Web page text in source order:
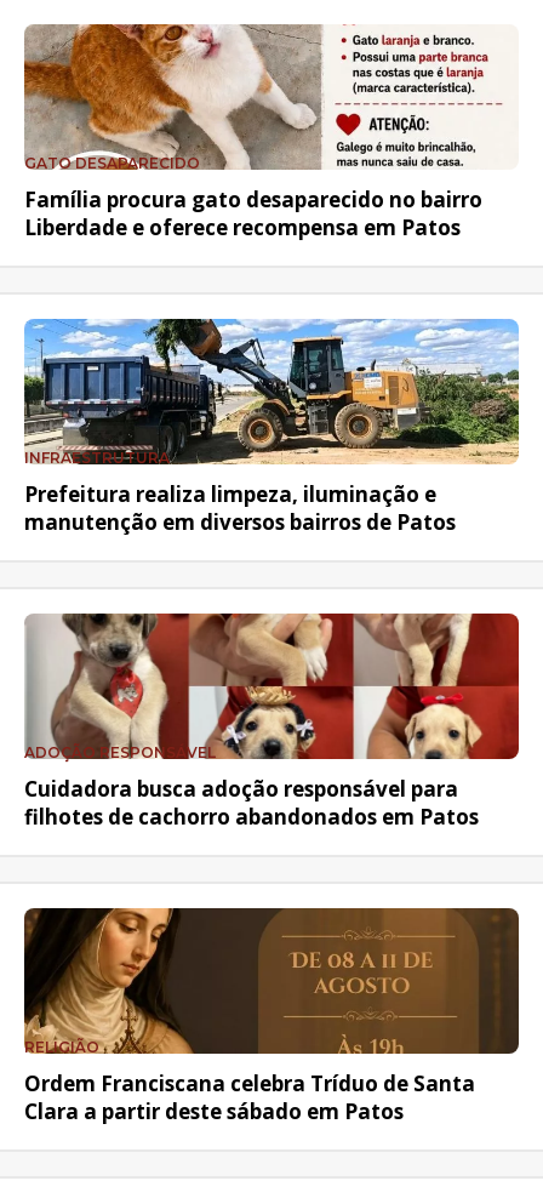
GATO DESAPARECIDO
Família procura gato desaparecido no bairro
Liberdade e oferece recompensa em Patos
INFRAESTRUTURA
Prefeitura realiza limpeza, iluminação e
manutenção em diversos bairros de Patos
ADOÇÃO RESPONSÁVEL
Cuidadora busca adoção responsável para
filhotes de cachorro abandonados em Patos
RELIGIÃO
Ordem Franciscana celebra Tríduo de Santa
Clara a partir deste sábado em Patos